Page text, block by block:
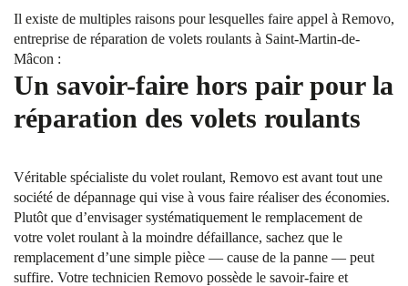
Il existe de multiples raisons pour lesquelles faire appel à Removo,
entreprise de réparation de volets roulants à Saint-Martin-de-
Mâcon :
Un savoir-faire hors pair pour la
réparation des volets roulants
Véritable spécialiste du volet roulant, Removo est avant tout une
société de dépannage qui vise à vous faire réaliser des économies.
Plutôt que d’envisager systématiquement le remplacement de
votre volet roulant à la moindre défaillance, sachez que le
remplacement d’une simple pièce — cause de la panne — peut
suffire. Votre technicien Removo possède le savoir-faire et